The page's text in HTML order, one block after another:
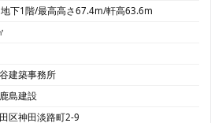
下1階/最高高さ67.4m/軒高63.6m
建築事務所
島建設
区神田淡路町2-9